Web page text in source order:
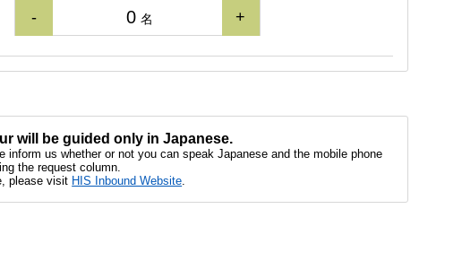
- 0 名 +
will be guided only in Japanese.
inform us whether or not you can speak Japanese and the mobile phone
the request column.
please visit HIS Inbound Website.